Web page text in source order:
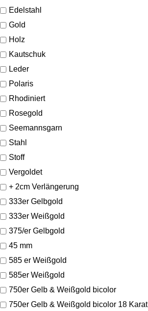
Edelstahl
Gold
Holz
Kautschuk
Leder
Polaris
Rhodiniert
Rosegold
Seemannsgarn
Stahl
Stoff
Vergoldet
+ 2cm Verlängerung
333er Gelbgold
333er Weißgold
375/er Gelbgold
45 mm
585 er Weißgold
585er Weißgold
750er Gelb & Weißgold bicolor
750er Gelb & Weißgold bicolor 18 Karat